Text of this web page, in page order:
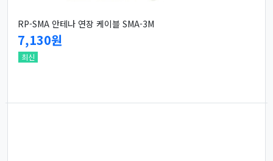
RP-SMA 안테나 연장 케이블 SMA-3M
7,130원
최신